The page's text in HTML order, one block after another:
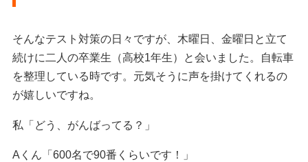
そんなテスト対策の日々ですが、木曜日、金曜日と立て
続けに二人の卒業生（高校1年生）と会いました。自転車
を整理している時です。元気そうに声を掛けてくれるの
が嬉しいですね。
私「どう、がんばってる？」
Aくん「600名で90番くらいです！」